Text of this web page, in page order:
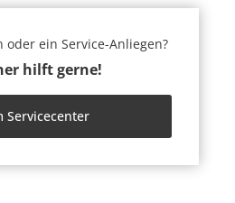
oder ein Service-Anliegen?
hilft gerne!
Servicecenter